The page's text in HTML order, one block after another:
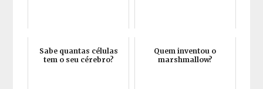
Sabe quantas células
tem o seu cérebro?
Quem inventou o
marshmallow?